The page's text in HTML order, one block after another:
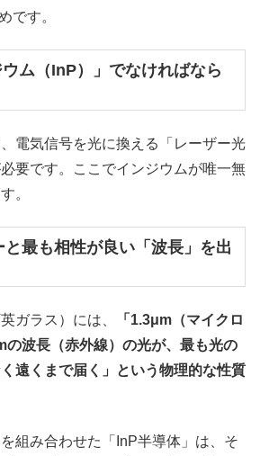
です。
ム（InP）」でなければなら
電気信号を光に換える「レーザー光
要です。ここでインジウムが唯一無
。
最も相性が良い「波長」を出
ガラス）には、
「1.3μm（マイクロ
の波長（赤外線）の光が、最も光の
遠くまで届く」という物理的な性質
組み合わせた「InP半導体」は、そ